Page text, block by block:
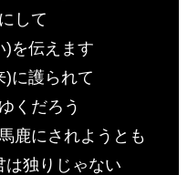
にして
)を伝えます
)に護られて
くだろう
鹿にされようとも
独りじゃない